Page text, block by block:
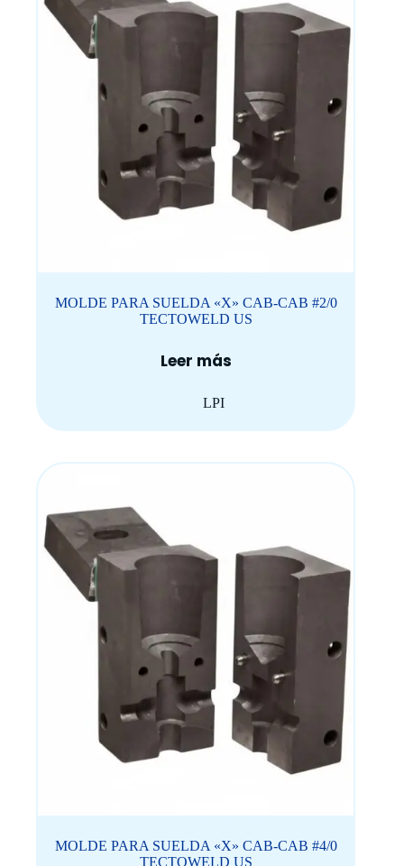
MOLDE PARA SUELDA «X» CAB-CAB #2/0
TECTOWELD US
Leer más
LPI
MOLDE PARA SUELDA «X» CAB-CAB #4/0
TECTOWELD US